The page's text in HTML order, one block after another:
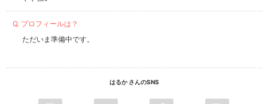
Q. プロフィールは？
ただいま準備中です。
はるか さんのSNS